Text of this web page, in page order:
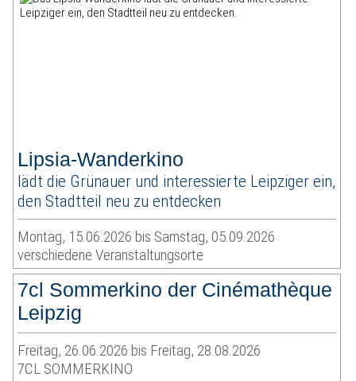
Lipsia-Wanderkino
lädt die Grünauer und interessierte Leipziger ein,
den Stadtteil neu zu entdecken
Montag, 15.06.2026 bis Samstag, 05.09.2026
verschiedene Veranstaltungsorte
7cl Sommerkino der Cinémathèque
Leipzig
Freitag, 26.06.2026 bis Freitag, 28.08.2026
7CL SOMMERKINO